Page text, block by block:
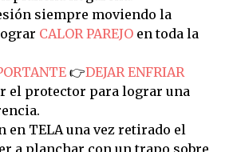
siempre moviendo la
CALOR PAREJOen toda la
👉DEJAR ENFRIAR
el protector para lograr una
en TELA una vez retirado el